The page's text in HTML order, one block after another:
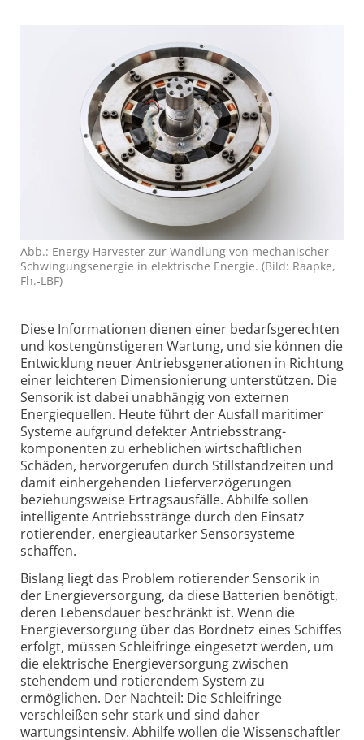
Abb.: Energy Harvester zur Wandlung von mechanischer
Schwingungsenergie in elektrische Energie. (Bild: Raapke,
Fh.-LBF)
Diese Informationen dienen einer bedarfsgerechten
und kosten­günstigeren Wartung, und sie können die
Entwicklung neuer Antriebs­generationen in Richtung
einer leichteren Dimensionierung unterstützen. Die
Sensorik ist dabei unabhängig von externen
Energiequellen. Heute führt der Ausfall maritimer
Systeme aufgrund defekter Antriebs­strang­
komponenten zu erheblichen wirtschaft­lichen
Schäden, hervorgerufen durch Stillstand­zeiten und
damit einhergehenden Liefer­verzögerungen
beziehungsweise Ertrags­ausfälle. Abhilfe sollen
intelligente Antriebsstränge durch den Einsatz
rotierender, energie­autarker Sensorsysteme
schaffen.
Bislang liegt das Problem rotierender Sensorik in
der Energie­versorgung, da diese Batterien benötigt,
deren Lebensdauer beschränkt ist. Wenn die
Energieversorgung über das Bordnetz eines Schiffes
erfolgt, müssen Schleifringe eingesetzt werden, um
die elektrische Energie­versorgung zwischen
stehendem und rotierendem System zu
ermöglichen. Der Nachteil: Die Schleifringe
verschleißen sehr stark und sind daher
wartungsintensiv. Abhilfe wollen die Wissenschaftler